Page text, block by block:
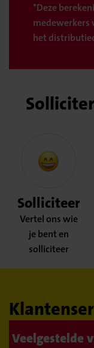
*Deze
medewerkers
het
Solliciteer
Vertel ons wie
je bent en
solliciteer
Veelgestelde